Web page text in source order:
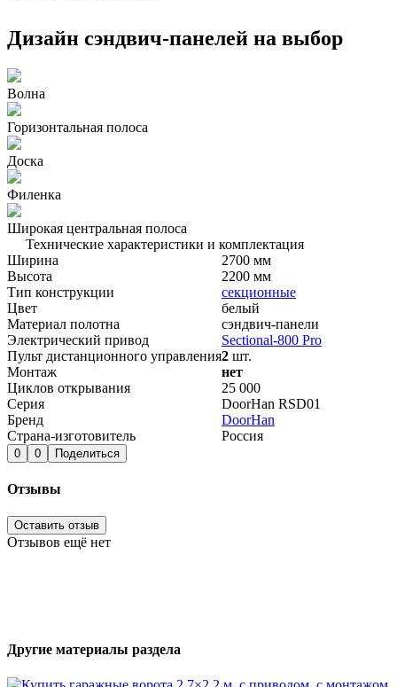
Дизайн сэндвич-панелей на выбор
Волна
Горизонтальная полоса
Доска
Филенка
Широкая центральная полоса
Технические характеристики и комплектация
Ширина
2700 мм
Высота
2200 мм
Тип конструкции
секционные
Цвет
белый
Материал полотна
сэндвич-панели
Электрический привод
Sectional-800 Pro
Пульт дистанционного управления2 шт.
Монтаж
нет
Циклов открывания
25 000
Серия
DoorHan RSD01
Бренд
DoorHan
Страна-изготовитель
Россия
0 0 Поделиться
Отзывы
Оставить отзыв
Отзывов ещё нет
Другие материалы раздела